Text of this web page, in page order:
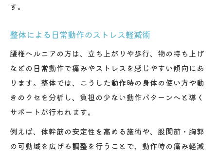
す。
整体による日常動作のストレス軽減術
腰椎ヘルニアの方は、立ち上がりや歩行、物の持ち上げ
などの日常動作で痛みやストレスを感じやすい傾向にあ
ります。整体では、こうした動作時の身体の使い方や動
きのクセを分析し、負担の少ない動作パターンへと導く
サポートが行われます。
例えば、体幹筋の安定性を高める施術や、股関節・胸郭
の可動域を広げる調整を行うことで、動作時の痛み軽減